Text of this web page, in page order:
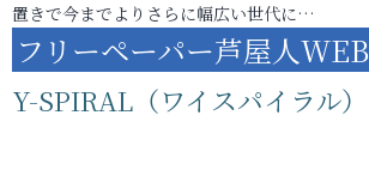
置きで今までよりさらに幅広い世代に…
フリーペーパー芦屋人WEB
Y-SPIRAL（ワイスパイラル）